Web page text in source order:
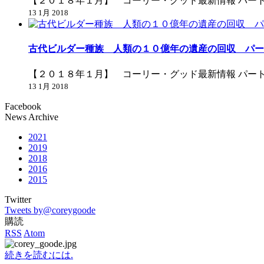
13 1月 2018
古代ビルダー種族 人類の１０億年の遺産の回収 パー
【２０１８年１月】 コーリー・グッド最新情報 パー
13 1月 2018
Facebook
News Archive
2021
2019
2018
2016
2015
Twitter
Tweets by@coreygoode
購読
RSS Atom
続きを読むには.